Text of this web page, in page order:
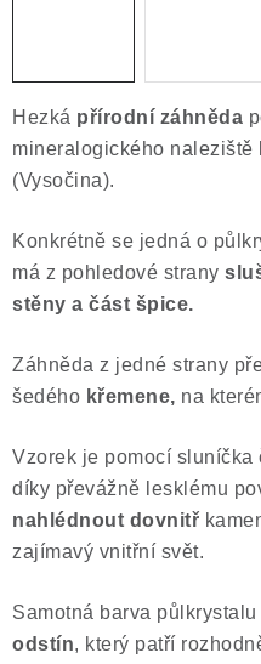
Ochrana osobních údajů
Výkup minerálů a drahých
Formulář pro odstoupení od
Hezká přírodní záhněda
mineralogického naleziště
(Vysočina).
Konkrétně se jedná o
má z pohledové strany
stěny a část špice.
Záhněda z jedné strany
šedého křemene, na
Vzorek je pomocí sluníčka
díky převážně lesklému
nahlédnout dovnitř
zajímavý vnitřní svět.
Samotná barva půlkrystalu
odstín, který patří